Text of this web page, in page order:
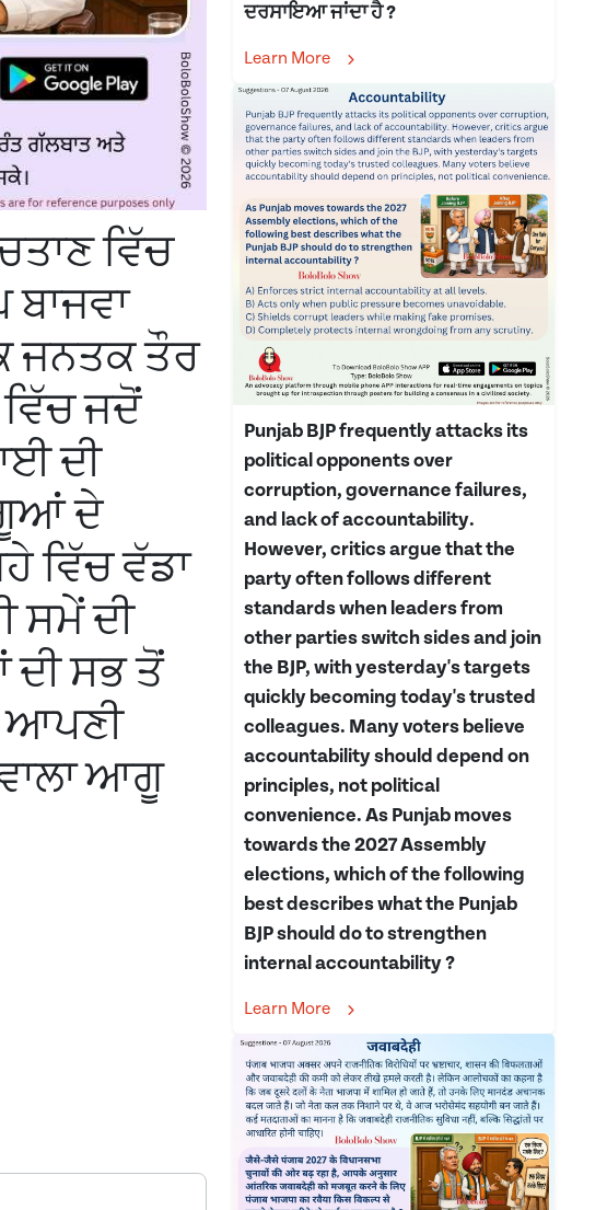
ਵਿੱਚ
ਜਨਤਕ ਤੌਰ
ਜਦੋਂ
ਦੀ
ਦੇ
ਵਿੱਚ ਵੱਡਾ
ਸਮੇਂ ਦੀ
ਦੀ ਸਭ ਤੋਂ
ਆਪਣੀ
ਆਗੂ
ਦਰਸਾਇਆ ਜਾਂਦਾ ਹੈ ?
Learn More
Punjab BJP frequently attacks its
political opponents over
corruption, governance failures,
and lack of accountability.
However, critics argue that the
party often follows different
standards when leaders from
other parties switch sides and join
the BJP, with yesterday's targets
quickly becoming today's trusted
colleagues. Many voters believe
accountability should depend on
principles, not political
convenience. As Punjab moves
towards the 2027 Assembly
elections, which of the following
best describes what the Punjab
BJP should do to strengthen
internal accountability ?
Learn More